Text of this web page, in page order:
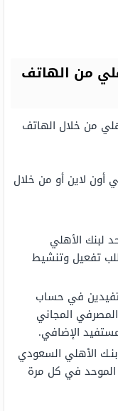
من الهاتف
من خلال الهاتف
أون لاين أو من خلال
لبنك الأهلي
تفعيل وتنشيط
في حساب
المجاني
الإضافي.
الأهلي السعودي
الموحد في كل مرة